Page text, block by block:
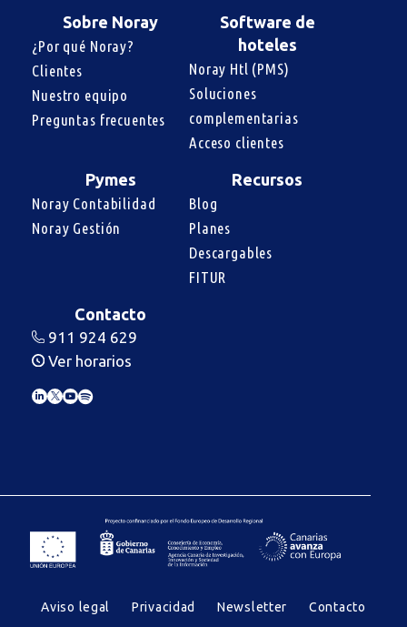
Sobre Noray
¿Por qué Noray?
Clientes
Nuestro equipo
Preguntas frecuentes
Software de
hoteles
Noray Htl (PMS)
Soluciones
complementarias
Acceso clientes
Pymes
Noray Contabilidad
Noray Gestión
Recursos
Blog
Planes
Descargables
FITUR
Contacto
Ver horarios
911 924 629
Aviso legal Privacidad Newsletter Contacto